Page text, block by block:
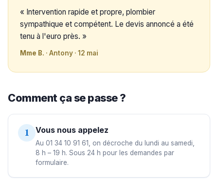
« Intervention rapide et propre, plombier
sympathique et compétent. Le devis annoncé a été
tenu à l'euro près. »
Mme B. · Antony · 12 mai
Comment ça se passe ?
1 Vous nous appelez
Au 01 34 10 91 61, on décroche du lundi au samedi,
8 h – 19 h. Sous 24 h pour les demandes par
formulaire.